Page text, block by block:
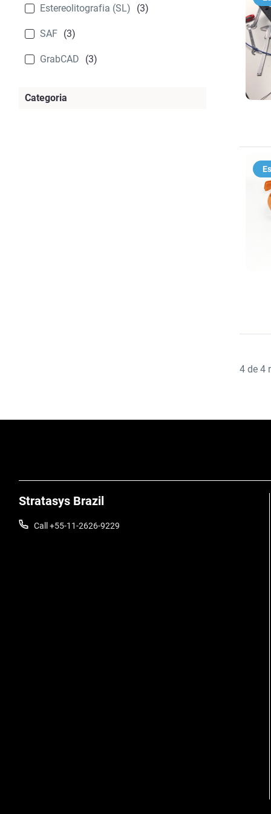
Agilus30 (1)
F900 (3)
H350 (3)
Estereolitografia (SL) (3)
SAF (3)
GrabCAD (3)
Categoria
4 de 4
Stratasys Brazil
Call +55-11-2626-9229